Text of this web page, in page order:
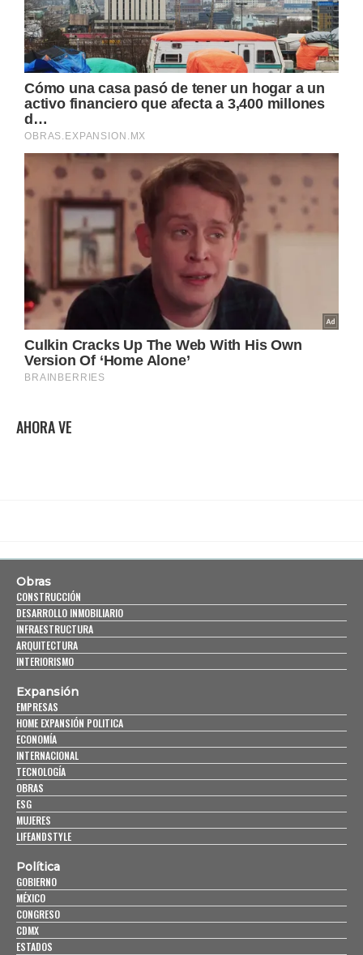
AHORA VE
Obras
CONSTRUCCIÓN
DESARROLLO INMOBILIARIO
INFRAESTRUCTURA
ARQUITECTURA
INTERIORISMO
Expansión
EMPRESAS
HOME EXPANSIÓN POLITICA
ECONOMÍA
INTERNACIONAL
TECNOLOGÍA
OBRAS
ESG
MUJERES
LIFEANDSTYLE
Política
GOBIERNO
MÉXICO
CONGRESO
CDMX
ESTADOS